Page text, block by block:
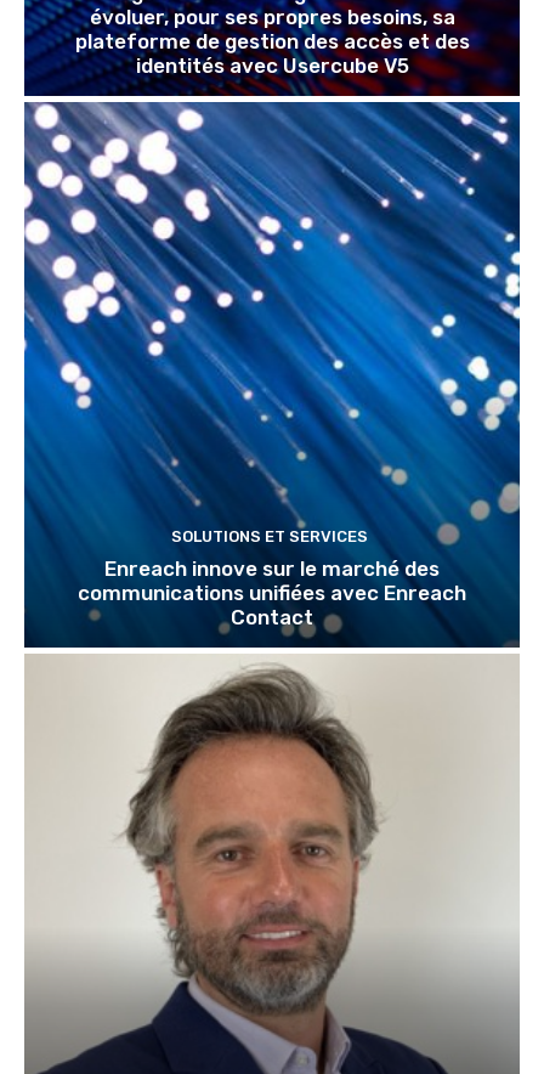
évoluer, pour ses propres besoins, sa
plateforme de gestion des accès et des
identités avec Usercube V5
SOLUTIONS ET SERVICES
Enreach innove sur le marché des
communications unifiées avec Enreach
Contact